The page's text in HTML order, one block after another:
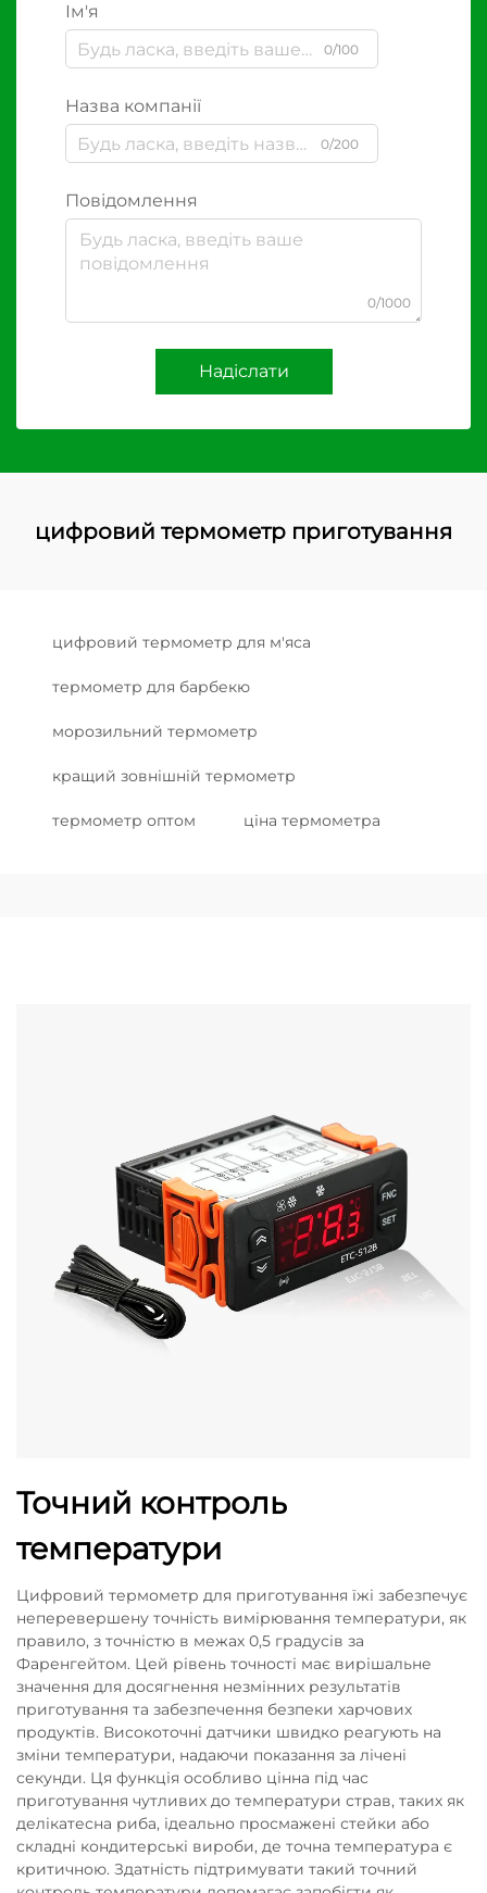
Ім'я
0/100
Назва компанії
0/200
Повідомлення
0/1000
Надіслати
цифровий термометр приготування
цифровий термометр для м'яса
термометр для барбекю
морозильний термометр
кращий зовнішній термометр
термометр оптом ціна термометра
Точний контроль
температури
Цифровий термометр для приготування їжі забезпечує
неперевершену точність вимірювання температури, як
правило, з точністю в межах 0,5 градусів за
Фаренгейтом. Цей рівень точності має вирішальне
значення для досягнення незмінних результатів
приготування та забезпечення безпеки харчових
продуктів. Високоточні датчики швидко реагують на
зміни температури, надаючи показання за лічені
секунди. Ця функція особливо цінна під час
приготування чутливих до температури страв, таких як
делікатесна риба, ідеально просмажені стейки або
складні кондитерські вироби, де точна температура є
критичною. Здатність підтримувати такий точний